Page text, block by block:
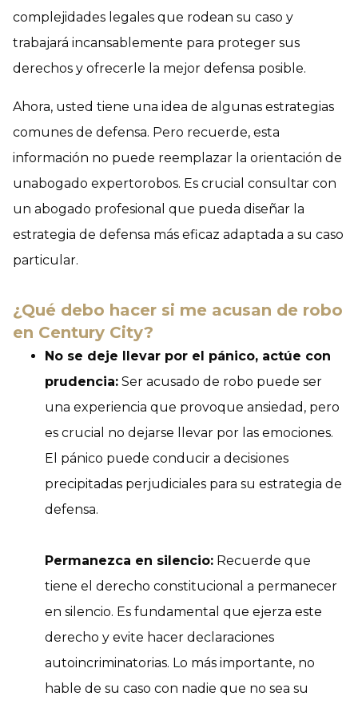
complejidades legales que rodean su caso y
trabajará incansablemente para proteger sus
derechos y ofrecerle la mejor defensa posible.
Ahora, usted tiene una idea de algunas estrategias
comunes de defensa. Pero recuerde, esta
información no puede reemplazar la orientación de
unabogado expertorobos. Es crucial consultar con
un abogado profesional que pueda diseñar la
estrategia de defensa más eficaz adaptada a su caso
particular.
¿Qué debo hacer si me acusan de robo
en Century City?
No se deje llevar por el pánico, actúe con
prudencia: Ser acusado de robo puede ser
una experiencia que provoque ansiedad, pero
es crucial no dejarse llevar por las emociones.
El pánico puede conducir a decisiones
precipitadas perjudiciales para su estrategia de
defensa.
Permanezca en silencio: Recuerde que
tiene el derecho constitucional a permanecer
en silencio. Es fundamental que ejerza este
derecho y evite hacer declaraciones
autoincriminatorias. Lo más importante, no
hable de su caso con nadie que no sea su